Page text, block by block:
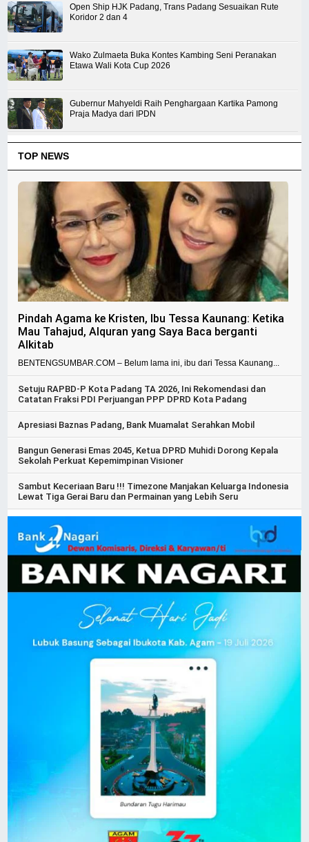
Open Ship HJK Padang, Trans Padang Sesuaikan Rute
Koridor 2 dan 4
Wako Zulmaeta Buka Kontes Kambing Seni Peranakan
Etawa Wali Kota Cup 2026
Gubernur Mahyeldi Raih Penghargaan Kartika Pamong
Praja Madya dari IPDN
TOP NEWS
Pindah Agama ke Kristen, Ibu Tessa Kaunang: Ketika
Mau Tahajud, Alquran yang Saya Baca berganti
Alkitab
BENTENGSUMBAR.COM – Belum lama ini, ibu dari Tessa Kaunang...
Setuju RAPBD-P Kota Padang TA 2026, Ini Rekomendasi dan
Catatan Fraksi PDI Perjuangan PPP DPRD Kota Padang
Apresiasi Baznas Padang, Bank Muamalat Serahkan Mobil
Bangun Generasi Emas 2045, Ketua DPRD Muhidi Dorong Kepala
Sekolah Perkuat Kepemimpinan Visioner
Sambut Keceriaan Baru !!! Timezone Manjakan Keluarga Indonesia
Lewat Tiga Gerai Baru dan Permainan yang Lebih Seru